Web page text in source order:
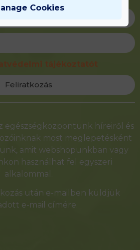
tájékoztatót
Feliratkozás
egészségközpontunk híreiről és
most meglepetésként
amit webshopunkban vagy
használhat fel egyszeri
alkalommal.
után e-mailben küldjük
e-mail címére.
Cookies